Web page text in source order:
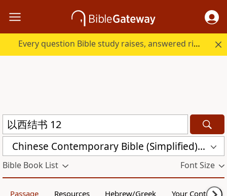
Every question Bible study raises, answered right here.
Chinese Contemporary Bible (Simplified) (CCB)
Bible Book List Font Size
Passage Resources Hebrew/Greek Your Content